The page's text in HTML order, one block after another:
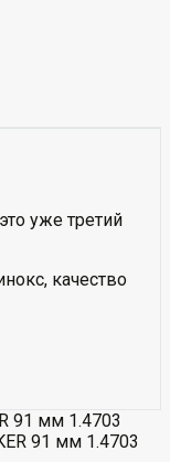
уже третий
качество
91 мм 1.4703